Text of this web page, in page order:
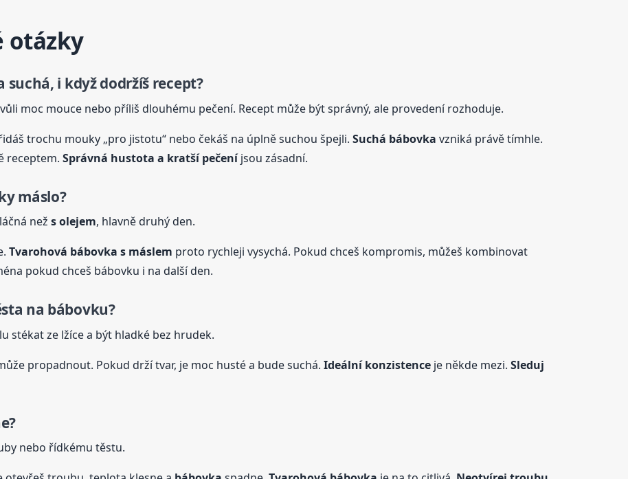
otázky
suchá, i když dodržíš recept?
moc mouce nebo příliš dlouhému pečení. Recept může být správný, ale provedení rozhoduje.
trochu mouky „pro jistotu“ nebo čekáš na úplně suchou špejli. Suchá bábovka vzniká právě tímhle.
receptem. Správná hustota a kratší pečeníjsou zásadní.
máslo?
než s olejem, hlavně druhý den.
Tvarohová bábovka s máslem proto rychleji vysychá. Pokud chceš kompromis, můžeš kombinovat
pokud chceš bábovku i na další den.
na bábovku?
stékat ze lžíce a být hladké bez hrudek.
propadnout. Pokud drží tvar, je moc husté a bude suchá. Ideální konzistenceje někde mezi. Sleduj
nebo řídkému těstu.